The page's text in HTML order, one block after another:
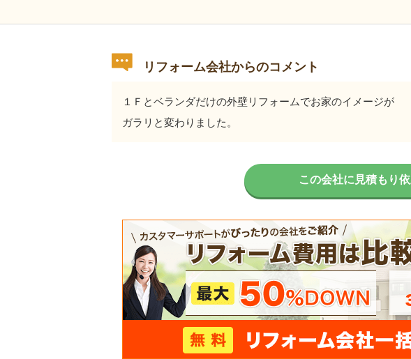
リフォーム会社からのコメント
１Ｆとベランダだけの外壁リフォームでお家のイメージが
ガラリと変わりました。
この会社に見積もり